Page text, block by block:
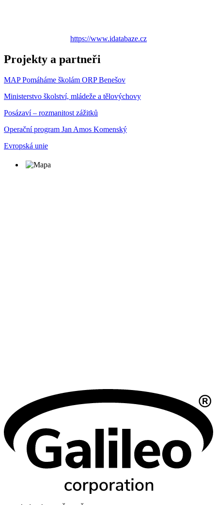
https://www.idatabaze.cz
Projekty a partneři
MAP Pomáháme školám ORP Benešov
Ministerstvo školství, mládeže a tělovýchovy
Posázaví – rozmanitost zážitků
Operační program Jan Amos Komenský
Evropská unie